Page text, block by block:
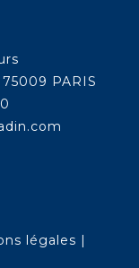
PARIS
légales |